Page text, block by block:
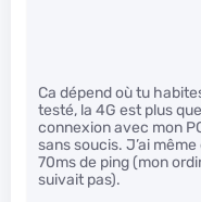
Ca dépend où tu
testé, la 4G est plus
connexion avec mon
sans soucis. J’ai
70ms de ping (mon
suivait pas).